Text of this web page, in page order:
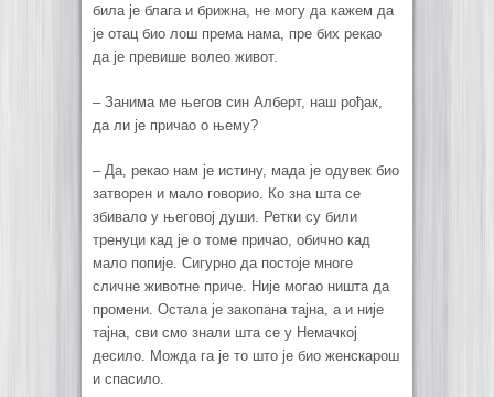
била је блага и брижна, не могу да кажем да
је отац био лош према нама, пре бих рекао
да је превише волео живот.
–Занима ме његов син Алберт, наш рођак,
да ли је причао о њему?
–Да, рекао нам је истину, мада је одувек био
затворен и мало говорио. Ко зна шта се
збивало у његовој души. Ретки су били
тренуци кад је о томе причао, обично кад
мало попије. Сигурно да постоје многе
сличне животне приче. Није могао ништа да
промени. Остала је закопана тајна, а и није
тајна, сви смо знали шта се у Немачкој
десило. Можда га је то што је био женскарош
и спасило.